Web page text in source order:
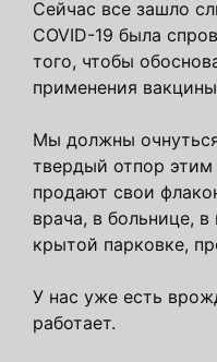
Сейчас все зашло
COVID-19 была
того, чтобы
применения
Мы должны
твердый отпор
продают свои
врача, в больнице,
крытой парковке,
У нас уже есть
работает.